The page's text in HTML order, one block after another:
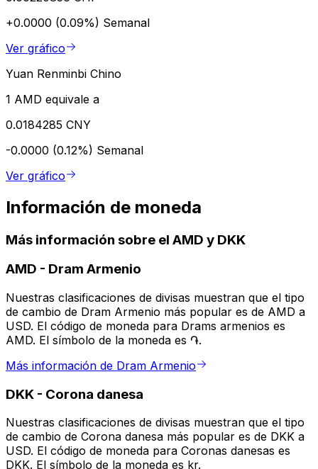
+0.0000 (0.09%) Semanal
Ver gráfico
Yuan Renminbi Chino
1 AMD equivale a
0.0184285 CNY
-0.0000 (0.12%) Semanal
Ver gráfico
Información de moneda
Más información sobre el AMD y DKK
AMD - Dram Armenio
Nuestras clasificaciones de divisas muestran que el tipo
de cambio de Dram Armenio más popular es de AMD a
USD. El código de moneda para Drams armenios es
AMD. El símbolo de la moneda es ֏.
Más información de Dram Armenio
DKK - Corona danesa
Nuestras clasificaciones de divisas muestran que el tipo
de cambio de Corona danesa más popular es de DKK a
USD. El código de moneda para Coronas danesas es
DKK. El símbolo de la moneda es kr.